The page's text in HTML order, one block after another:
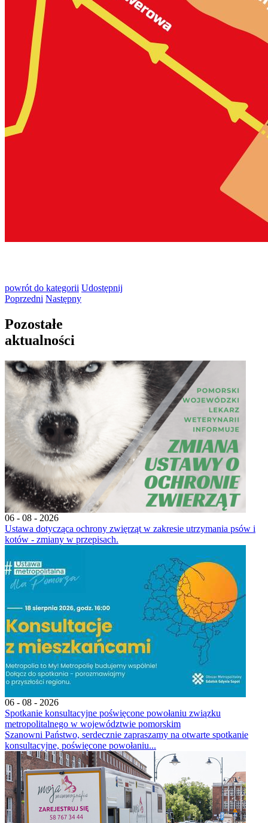
powrót do kategorii Udostępnij
Poprzedni Następny
Pozostałe
aktualności
06 - 08 - 2026
Ustawa dotycząca ochrony zwięrząt w zakresie utrzymania psów i
kotów - zmiany w przepisach.
06 - 08 - 2026
Spotkanie konsultacyjne poświęcone powołaniu związku
metropolitalnego w województwie pomorskim
Szanowni Państwo, serdecznie zapraszamy na otwarte spotkanie
konsultacyjne, poświęcone powołaniu...